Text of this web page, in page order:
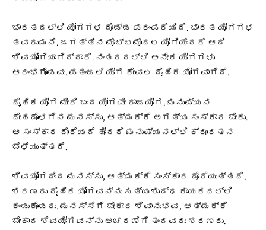
ಭಾರತದಲ್ಲಿ ಯೋಗಗಳ ದೊಡ್ಡ ಪರಂಪರೆಯಿದೆ. ಭಾರತ ಯೋಗಗಳ
ತವರುಮನೆ. ಜಗತ್ತಿನ ಮೊಟ್ಟಮೊದಲ ಯೋಗಿಯೆಂದರೆ ಆದಿ
ಶಿವಯೋಗಿಯಾಗಿದ್ದಾರೆ. ನಂತರದಲ್ಲಿ ಅನೇಕ ಯೋಗಗಳು
ಆರಂಭಗೊಂಡವು. ಪತಂಜಲಿ ಯೋಗ ಕೇವಲ ದೈಹಿಕ ಯೋಗವಾಗಿದೆ.
ದೈಹಿಕ ಯೋಗ ಮೀರಿ ಬಂದ ಯೋಗವೇ ರಾಜಯೋಗ. ಮನುಷ್ಯನ
ದೇಹದೊಳಗಿನ ಮನಸ್ಸು, ಆತ್ಮಕ್ಕೆ ಅಗತ್ಯ ಸಂಸ್ಕಾರ ಬೇಕು.
ಆ ಸಂಸ್ಕಾರ ದೊರೆಯದೆ ಹೋದರೆ ಮನುಷ್ಯನಲ್ಲಿ ಕ್ರೂರತನ
ಬೆಳೆಯುತ್ತದೆ.
ಶಿವಯೋಗದಿಂದ ಮನಸ್ಸು, ಆತ್ಮಕ್ಕೆ ಸಂಸ್ಕಾರ ದೊರೆಯುತ್ತದೆ.
ಶರಣರು ದೈಹಿಕ ಯೋಗವನ್ನು ಸತ್ಯಶುದ್ಧ ಕಾಯಕದಲ್ಲಿ
ಕಂಡುಕೊಂಡರು. ಮನಸ್ಸಿಗೆ ಬೇಕಾದ ಶಿವಾನುಭವ, ಆತ್ಮಕ್ಕೆ
ಬೇಕಾದ ಶಿವಯೋಗವನ್ನು ಆಚರಣೆಗೆ ತಂದವರು ಶರಣರು.